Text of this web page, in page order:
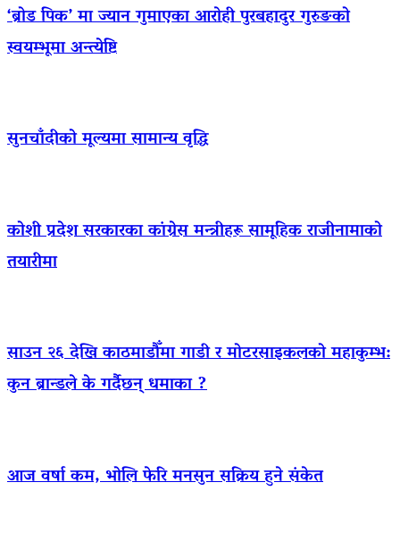
‘ब्रोड पिक’ मा ज्यान गुमाएका आराेही पुरबहादुर गुरुङको
स्वयम्भूमा अन्त्येष्टि
सुनचाँदीको मूल्यमा सामान्य वृद्धि
कोशी प्रदेश सरकारका कांग्रेस मन्त्रीहरू सामूहिक राजीनामाको
तयारीमा
साउन २६ देखि काठमाडौँमा गाडी र मोटरसाइकलको महाकुम्भ:
कुन ब्रान्डले के गर्दैछन् धमाका ?
आज वर्षा कम, भोलि फेरि मनसुन सक्रिय हुने संकेत